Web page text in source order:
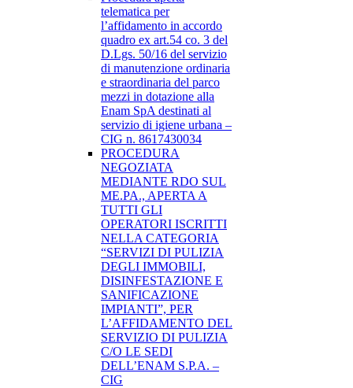
telematica per
l’affidamento in accordo
quadro ex art.54 co. 3 del
D.Lgs. 50/16 del servizio
di manutenzione ordinaria
e straordinaria del parco
mezzi in dotazione alla
Enam SpA destinati al
servizio di igiene urbana –
CIG n. 8617430034
PROCEDURA
NEGOZIATA
MEDIANTE RDO SUL
ME.PA., APERTA A
TUTTI GLI
OPERATORI ISCRITTI
NELLA CATEGORIA
“SERVIZI DI PULIZIA
DEGLI IMMOBILI,
DISINFESTAZIONE E
SANIFICAZIONE
IMPIANTI”, PER
L’AFFIDAMENTO DEL
SERVIZIO DI PULIZIA
C/O LE SEDI
DELL’ENAM S.P.A. –
CIG